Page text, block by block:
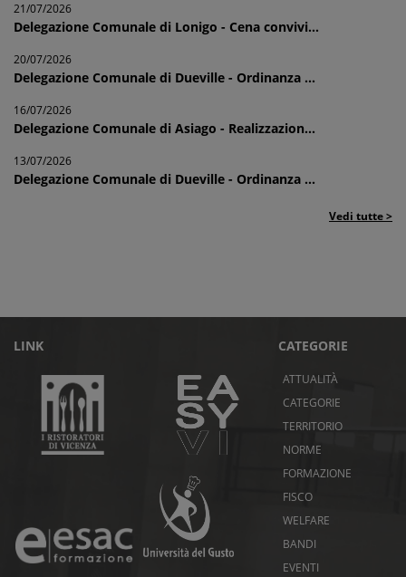
21/07/2026
Delegazione Comunale di Lonigo - Cena convivi...
20/07/2026
Delegazione Comunale di Dueville - Ordinanza ...
16/07/2026
Delegazione Comunale di Asiago - Realizzazion...
13/07/2026
Delegazione Comunale di Dueville - Ordinanza ...
Vedi tutte >
LINK CATEGORIE
ATTUALITÀ
CATEGORIE
TERRITORIO
NORME
FORMAZIONE
FISCO
WELFARE
BANDI
EVENTI